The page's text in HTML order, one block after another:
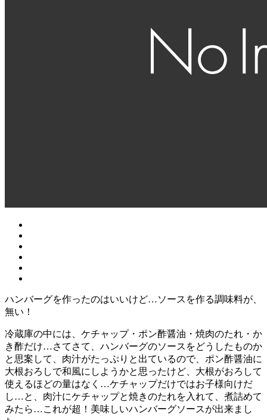
ハンバーグを作ったのはいいけど…ソースを作る調味料が、
無い！
冷蔵庫の中には、ケチャップ・ポン酢醤油・焼肉のたれ・か
き酢だけ…さてさて、ハンバーグのソースをどうしたものか
と思案して、肉汁がたっぷりと出ているので、ポン酢醤油に
大根おろしで和風にしようかと思ったけど、大根がおろして
使えるほどの量はなく…ケチャップだけではお子様向けだ
し…と、肉汁にケチャップと焼きのたれを入れて、煮詰めて
みたら…これが超！美味しいハンバーグソースが出来まし